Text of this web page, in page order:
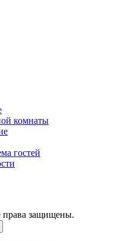
комнаты
гостей
права защищены.